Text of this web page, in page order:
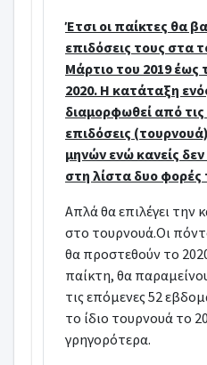
Έτσι οι παίκτες θα
επιδόσεις τους στα
Μάρτιο του 2019 έως
2020. Η κατάταξη
διαμορφωθεί από
επιδόσεις
μηνών ενώ κανείς
στη λίστα δυο φορές
Απλά θα επιλέγει την
στο τουρνουά.Οι
θα προστεθούν το
παίκτη, θα
τις επόμενες 52
το ίδιο τουρνουά το
γρηγορότερα.